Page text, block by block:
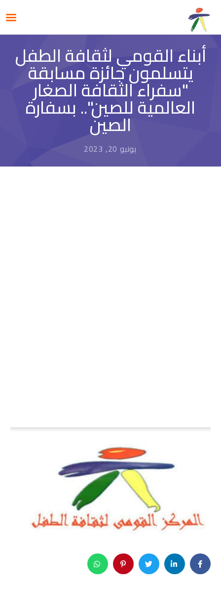
أبناء القومي لثقافة الطفل
يتسلمون جائزة مسابقة
"سفراء الثقافة الصغار
العالمية للصين".. بسفارة
الصين
يونيو 20, 2023